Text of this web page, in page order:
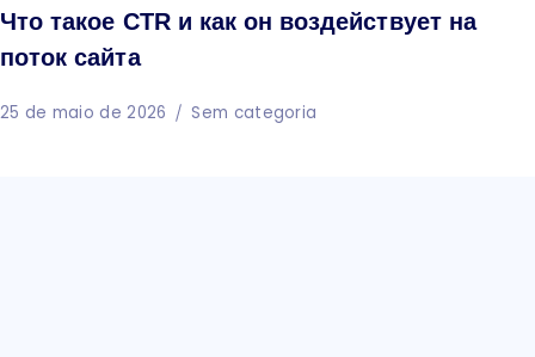
Что такое CTR и как он воздействует на
поток сайта
25 de maio de 2026 Sem categoria